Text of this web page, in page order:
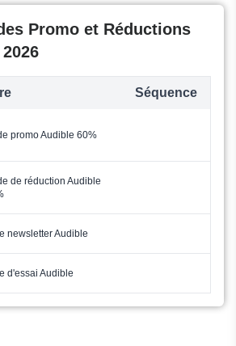
Promo et Réductions
Séquence
promo Audible 60%
de réduction Audible
newsletter Audible
d'essai Audible